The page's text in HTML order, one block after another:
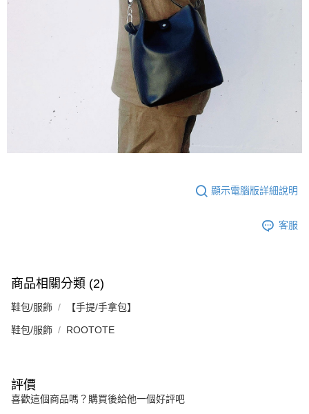
顯示電腦版詳細說明
客服
商品相關分類 (2)
鞋包/服飾 【手提/手拿包】
鞋包/服飾 ROOTOTE
評價
喜歡這個商品嗎？購買後給他一個好評吧